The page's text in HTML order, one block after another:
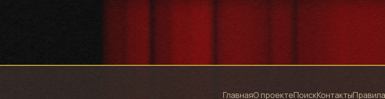
ГлавнаяО проектеПоискКонтакты